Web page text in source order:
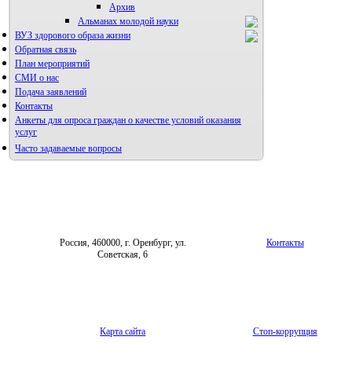
Архив
Альманах молодой науки
Редакция журнала
ВУЗ здорового образа жизни
Фотогалерея
Обратная связь
План мероприятий
СМИ о нас
Подача заявлений
Контакты
Анкеты для опроса граждан о качестве условий оказания
услуг
Часто задаваемые вопросы
Россия, 460000, г. Оренбург, ул.
Советская, 6
Контакты
Карта сайта Стоп-коррупция